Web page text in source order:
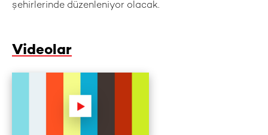
şehirlerinde düzenleniyor olacak.
Videolar